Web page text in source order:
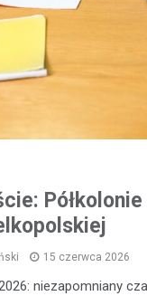
15 czerwca 2026
niezapomniany